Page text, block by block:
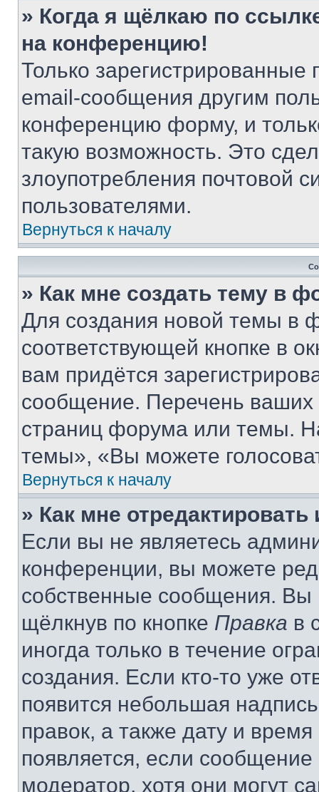
» Когда я щёлкаю по
на конференцию!
Только зарегистрированные
email-сообщения другим
конференцию форму, и
такую возможность. Это
злоупотребления почтовой
пользователями.
Вернуться к началу
» Как мне создать тему в
Для создания новой темы в
соответствующей кнопке в
вам придётся
сообщение. Перечень ваших
страниц форума или темы.
темы», «Вы можете
Вернуться к началу
» Как мне
Если вы не являетесь
конференции, вы можете
собственные сообщения. Вы
щёлкнув по кнопке Правка в
иногда только в течение
создания. Если кто-то уже
появится небольшая
правок, а также дату и
появляется, если
модератор, хотя они могут